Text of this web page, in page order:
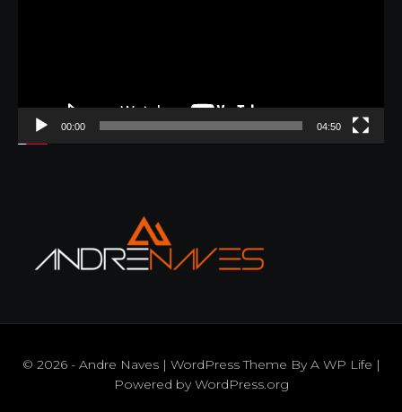
00:00 04:50
© 2026 - Andre Naves | WordPress Theme ByA WP Life |
Powered byWordPress.org